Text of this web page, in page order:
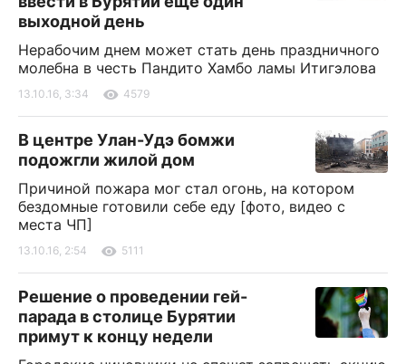
выходной день
Нерабочим днем может стать день праздничного
молебна в честь Пандито Хамбо ламы Итигэлова
13.10.16, 3:34 4579
В центре Улан-Удэ бомжи
подожгли жилой дом
Причиной пожара мог стал огонь, на котором
бездомные готовили себе еду [фото, видео с
места ЧП]
13.10.16, 2:54 5111
Решение о проведении гей-
парада в столице Бурятии
примут к концу недели